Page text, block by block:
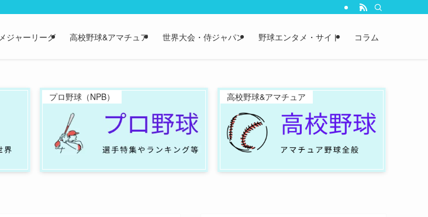
メジャーリーグ 高校野球&アマチュア 世界大会・侍ジャパン 野球エンタメ・サイト コラム
プロ野球（NPB） 高校野球&アマチュア